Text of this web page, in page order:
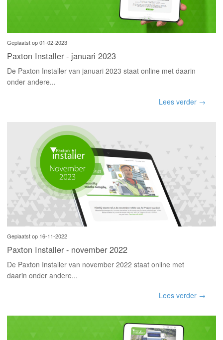
Geplaatst op 01-02-2023
Paxton Installer - januari 2023
De Paxton Installer van januari 2023 staat online met daarin
onder andere...
Lees verder →
Geplaatst op 16-11-2022
Paxton Installer - november 2022
De Paxton Installer van november 2022 staat online met
daarin onder andere...
Lees verder →